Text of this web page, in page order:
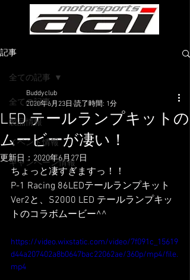
記事
全ての記事
製品情報
イベント情報
キャンペーン情報
全ての記事
LED テールランプキットの
ムービーが凄い！
Buddyclub
2020年6月23日 読了時間: 1分
更新日： 2020年6月27日
ちょっと凄すぎますっ！！
P-1 Racing 86LEDテールランプキット
Ver2と、S2000 LED テールランプキッ
トのコラボムービー^^
https://video.wixstatic.com/video/7f091c_15619
d44a207402a8b0647bac22062ae/360p/mp4/file.
mp4